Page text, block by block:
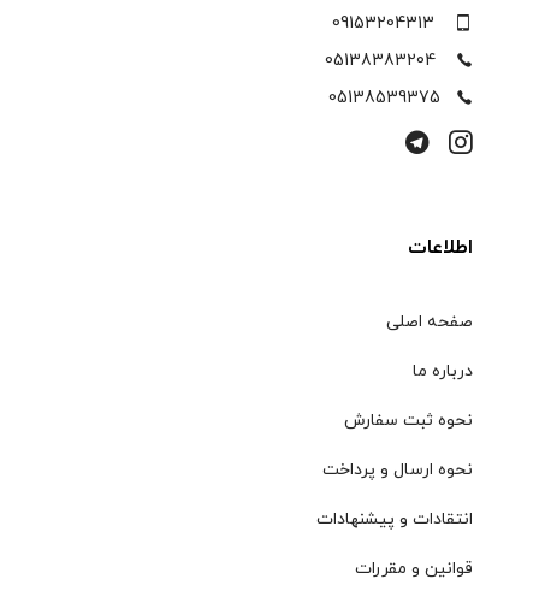
09153204313
05138383204
05138539375
اطلاعات
صفحه اصلی
درباره ما
نحوه ثبت سفارش
نحوه ارسال و پرداخت
انتقادات و پیشنهادات
قوانین و مقررات